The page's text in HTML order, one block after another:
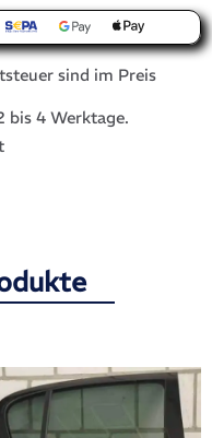
sind im Preis
bis 4 Werktage.